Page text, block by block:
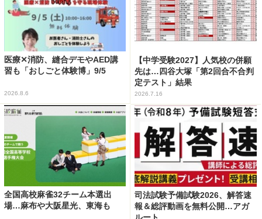
医療✕消防、縫合デモやAED講
習も「おしごと体験博」9/5
2026.8.6
【中学受験2027】人気校の併願
先は…四谷大塚「第2回合不合判
定テスト」結果
2026.7.16
全国高校麻雀32チーム本選出
場…麻布や大阪星光、東海も
司法試験予備試験2026、解答速
報＆総評動画を無料公開…アガ
ルート